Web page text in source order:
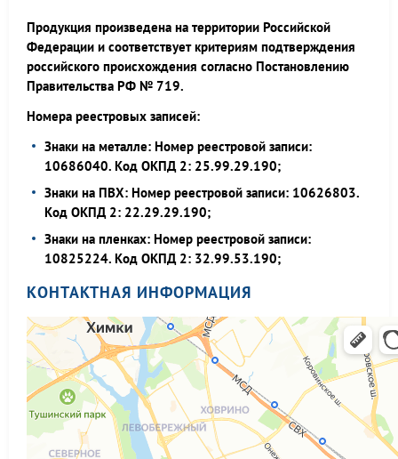
Продукция произведена на территории Российской
Федерации и соответствует критериям подтверждения
российского происхождения согласно Постановлению
Правительства РФ № 719.
Номера реестровых записей:
Знаки на металле: Номер реестровой записи:
10686040. Код ОКПД 2: 25.99.29.190;
Знаки на ПВХ: Номер реестровой записи: 10626803.
Код ОКПД 2: 22.29.29.190;
Знаки на пленках: Номер реестровой записи:
10825224. Код ОКПД 2: 32.99.53.190;
КОНТАКТНАЯ ИНФОРМАЦИЯ